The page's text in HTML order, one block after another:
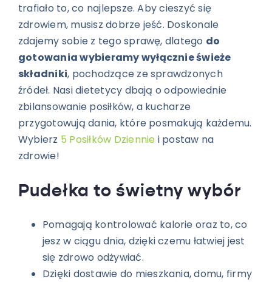
trafiało to, co najlepsze. Aby cieszyć się
zdrowiem, musisz dobrze jeść. Doskonale
zdajemy sobie z tego sprawę, dlatego do
gotowania wybieramy wyłącznie świeże
składniki, pochodzące ze sprawdzonych
źródeł. Nasi dietetycy dbają o odpowiednie
zbilansowanie posiłków, a kucharze
przygotowują dania, które posmakują każdemu.
Wybierz 5 Posiłków Dziennie i postaw na
zdrowie!
Pudełka to świetny wybór
Pomagają kontrolować kalorie oraz to, co
jesz w ciągu dnia, dzięki czemu łatwiej jest
się zdrowo odżywiać.
Dzięki dostawie do mieszkania, domu, firmy